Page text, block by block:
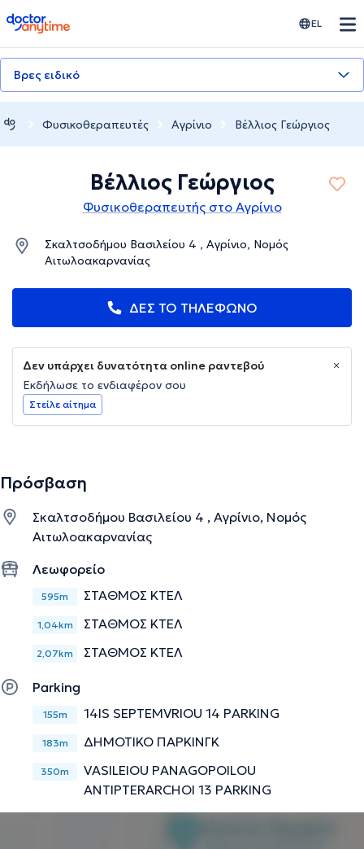
doctoranytime EL
Βρες ειδικό
Φυσικοθεραπευτές Αγρίνιο Βέλλιος Γεώργιος
Βέλλιος Γεώργιος
Φυσικοθεραπευτής στο Αγρίνιο
Σκαλτσοδήμου Βασιλείου 4 , Αγρίνιο, Νομός
Αιτωλοακαρνανίας
ΔΕΣ ΤΟ ΤΗΛΕΦΩΝΟ
Δεν υπάρχει δυνατότητα online ραντεβού
Εκδήλωσε το ενδιαφέρον σου
Στείλε αίτημα
Πρόσβαση
Σκαλτσοδήμου Βασιλείου 4 , Αγρίνιο, Νομός
Αιτωλοακαρνανίας
Λεωφορείο
595m ΣΤΑΘΜΟΣ ΚΤΕΛ
1,04km ΣΤΑΘΜΟΣ ΚΤΕΛ
2,07km ΣΤΑΘΜΟΣ ΚΤΕΛ
Parking
155m 14IS SEPTEMVRIOU 14 PARKING
183m ΔΗΜΟΤΙΚΟ ΠΑΡΚΙΝΓΚ
350m
VASILEIOU PANAGOPOILOU
ANTIPTERARCHOI 13 PARKING